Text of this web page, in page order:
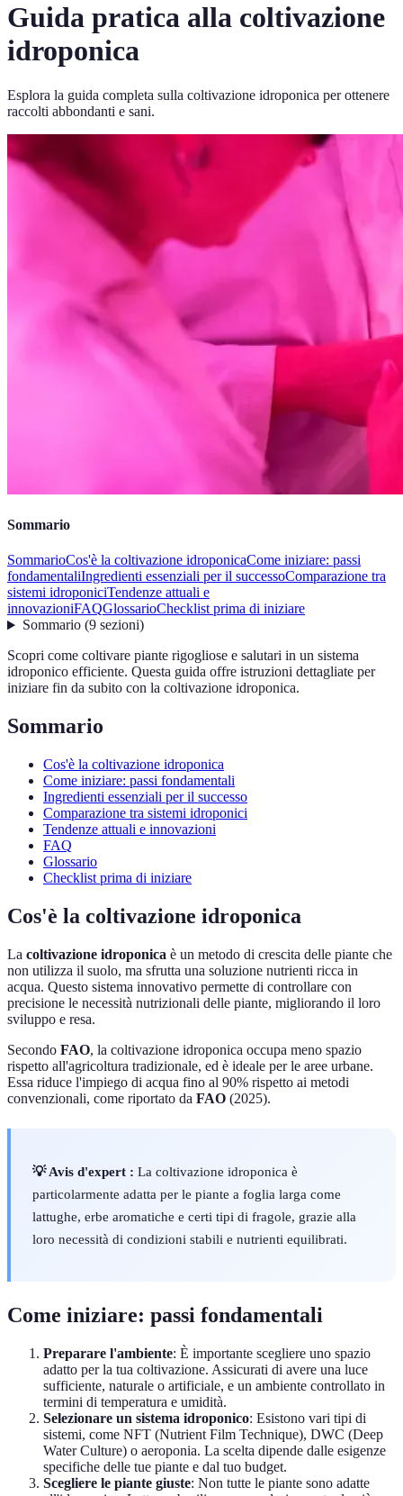
Guida pratica alla coltivazione
idroponica
Esplora la guida completa sulla coltivazione idroponica per ottenere
raccolti abbondanti e sani.
Sommario
SommarioCos'è la coltivazione idroponicaCome iniziare: passi
fondamentaliIngredienti essenziali per il successoComparazione tra
sistemi idroponiciTendenze attuali e
innovazioniFAQGlossarioChecklist prima di iniziare
Sommario(9 sezioni)
Scopri come coltivare piante rigogliose e salutari in un sistema
idroponico efficiente. Questa guida offre istruzioni dettagliate per
iniziare fin da subito con la coltivazione idroponica.
Sommario
Cos'è la coltivazione idroponica
Come iniziare: passi fondamentali
Ingredienti essenziali per il successo
Comparazione tra sistemi idroponici
Tendenze attuali e innovazioni
FAQ
Glossario
Checklist prima di iniziare
Cos'è la coltivazione idroponica
La coltivazione idroponica è un metodo di crescita delle piante che
non utilizza il suolo, ma sfrutta una soluzione nutrienti ricca in
acqua. Questo sistema innovativo permette di controllare con
precisione le necessità nutrizionali delle piante, migliorando il loro
sviluppo e resa.
Secondo FAO, la coltivazione idroponica occupa meno spazio
rispetto all'agricoltura tradizionale, ed è ideale per le aree urbane.
Essa riduce l'impiego di acqua fino al 90% rispetto ai metodi
convenzionali, come riportato da FAO (2025).
💡 Avis d'expert : La coltivazione idroponica è
particolarmente adatta per le piante a foglia larga come
lattughe, erbe aromatiche e certi tipi di fragole, grazie alla
loro necessità di condizioni stabili e nutrienti equilibrati.
Come iniziare: passi fondamentali
Preparare l'ambiente: È importante scegliere uno spazio
adatto per la tua coltivazione. Assicurati di avere una luce
sufficiente, naturale o artificiale, e un ambiente controllato in
termini di temperatura e umidità.
Selezionare un sistema idroponico: Esistono vari tipi di
sistemi, come NFT (Nutrient Film Technique), DWC (Deep
Water Culture) o aeroponia. La scelta dipende dalle esigenze
specifiche delle tue piante e dal tuo budget.
Scegliere le piante giuste: Non tutte le piante sono adatte